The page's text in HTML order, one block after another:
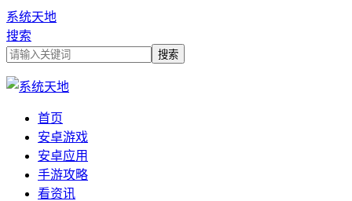
系统天地
搜索
首页
安卓游戏
安卓应用
手游攻略
看资讯